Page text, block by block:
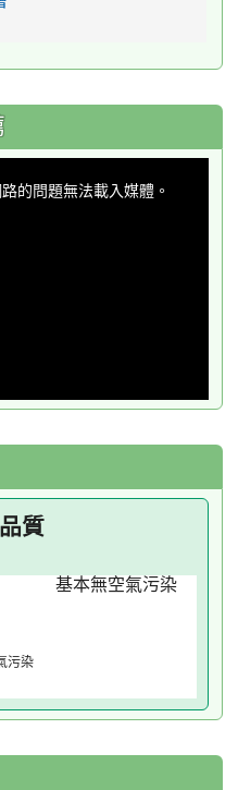
的問題無法載入媒體。
質
污染